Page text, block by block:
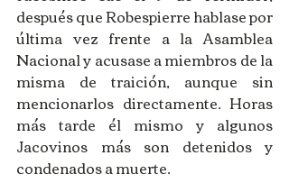
después que Robespierre hablase por
última vez frente a la Asamblea
Nacional y acusase a miembros de la
misma de traición, aunque sin
mencionarlos directamente. Horas
más tarde él mismo y algunos
Jacovinos más son detenidos y
condenados a muerte.